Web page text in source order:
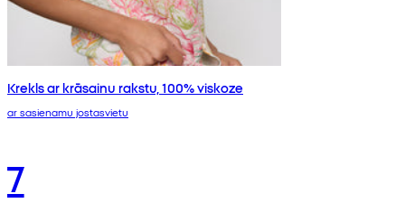
Krekls ar krāsainu rakstu, 100% viskoze
ar sasienamu jostasvietu
7